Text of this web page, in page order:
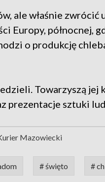
ale właśnie
Europy, północnej,
o produkcję
Towarzyszą jej
prezentacje sztuki
Mazowiecki
# święto #